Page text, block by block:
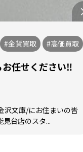
#金貨買取 #高価買取
お任せください‼️
沢文庫/にお住まいの皆
台店のスタ...